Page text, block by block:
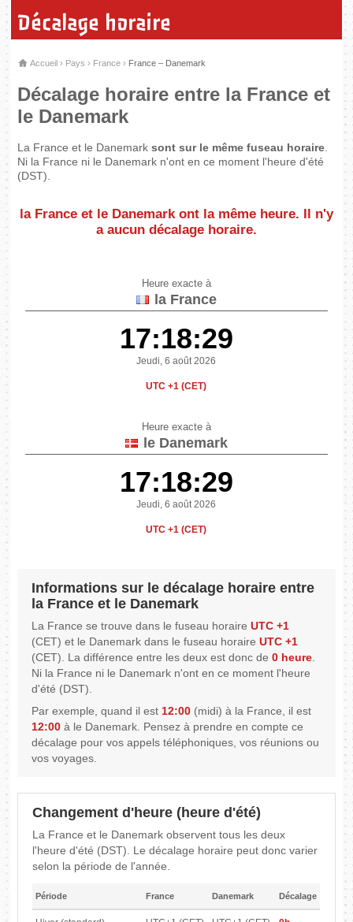
Décalage horaire
Accueil › Pays › France › France – Danemark
Décalage horaire entre la France et
le Danemark
La France et le Danemarksont sur le même fuseau horaire
Ni la France ni le Danemark n'ont en ce moment l'heure d'été
(DST).
la France et le Danemark ont la même heure. Il n'y
a aucun décalage horaire.
Heure exacte à
la France
17:18:29
Jeudi, 6 août 2026
UTC +1 (CET)
Heure exacte à
le Danemark
17:18:29
Jeudi, 6 août 2026
UTC +1 (CET)
Informations sur le décalage horaire entre
la France et le Danemark
La France se trouve dans le fuseau horaireUTC +1
(CET) et le Danemark dans le fuseau horaireUTC +1
(CET). La différence entre les deux est donc de0 heure.
Ni la France ni le Danemark n'ont en ce moment l'heure
d'été (DST).
Par exemple, quand il est12:00 (midi) à la France, il est
12:00 à le Danemark. Pensez à prendre en compte ce
décalage pour vos appels téléphoniques, vos réunions ou
vos voyages.
Changement d'heure (heure d'été)
La France et le Danemark observent tous les deux
l'heure d'été (DST). Le décalage horaire peut donc varier
selon la période de l'année.
Période France Danemark Décalage